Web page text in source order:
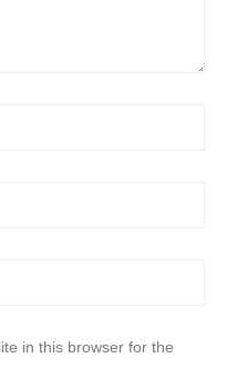
in this browser for the